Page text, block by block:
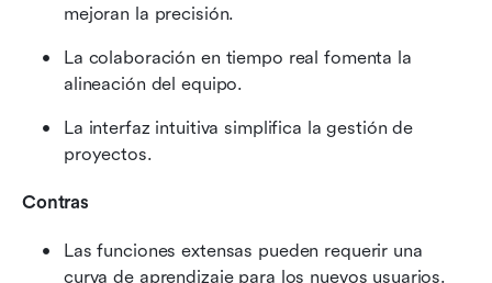
mejoran la precisión.
La colaboración en tiempo real fomenta la
alineación del equipo.
La interfaz intuitiva simplifica la gestión de
proyectos.
Contras
Las funciones extensas pueden requerir una
curva de aprendizaje para los nuevos usuarios.